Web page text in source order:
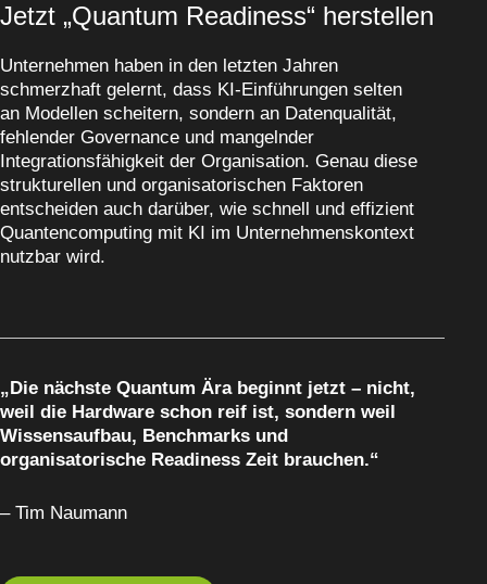
Jetzt „Quantum Readiness“ herstellen
Unternehmen haben in den letzten Jahren
schmerzhaft gelernt, dass KI-Einführungen selten
an Modellen scheitern, sondern an Datenqualität,
fehlender Governance und mangelnder
Integrationsfähigkeit der Organisation. Genau diese
strukturellen und organisatorischen Faktoren
entscheiden auch darüber, wie schnell und effizient
Quantencomputing mit KI im Unternehmenskontext
nutzbar wird.
„Die nächste Quantum Ära beginnt jetzt – nicht,
weil die Hardware schon reif ist, sondern weil
Wissensaufbau, Benchmarks und
organisatorische Readiness Zeit brauchen.“
– Tim Naumann